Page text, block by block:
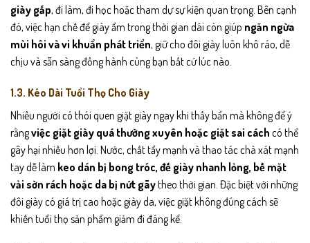
giày gấp, đi làm, đi học hoặc tham dự sự kiện quan trọng. Bên cạnh
đó, việc hạn chế để giày ẩm trong thời gian dài còn giúp ngăn ngừa
mùi hôi và vi khuẩn phát triển, giữ cho đôi giày luôn khô ráo, dễ
chịu và sẵn sàng đồng hành cùng bạn bất cứ lúc nào.
1.3. Kéo Dài Tuổi Thọ Cho Giày
Nhiều người có thói quen giặt giày ngay khi thấy bẩn mà không để ý
rằngviệc giặt giày quá thường xuyên hoặc giặt sai cách có thể
gây hại nhiều hơn lợi. Nước, chất tẩy mạnh và thao tác chà xát mạnh
tay dễ làm keo dán bị bong tróc, đế giày nhanh lỏng, bề mặt
vải sờn rách hoặc da bị nứt gãytheo thời gian. Đặc biệt với những
đôi giày có giá trị cao hoặc giày da, việc giặt không đúng cách sẽ
khiến tuổi thọ sản phẩm giảm đi đáng kể.